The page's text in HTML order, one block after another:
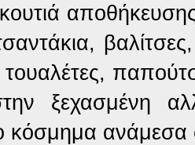
τουαλέτες,
ξεχασμένη
κόσμημα ανάμεσα